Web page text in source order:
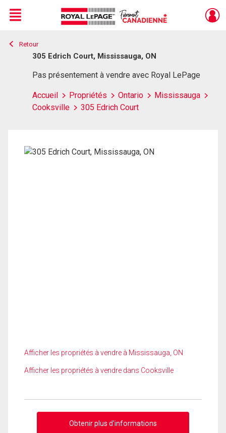
Live
En Direct
Menu
Retour
305 Edrich Court, Mississauga, ON
Pas présentement à vendre avec Royal LePage
Accueil Propriétés Ontario
Mississauga
Cooksville
305 Edrich Court
Afficher les propriétés à vendre à Mississauga, ON
Afficher les propriétés à vendre dans Cooksville
Obtenir plus d'informations